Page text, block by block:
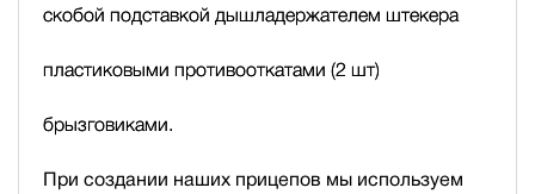
скобой подставкой дышладержателем штекера
пластиковыми противооткатами (2 шт)
брызговиками.
При создании наших прицепов мы используем